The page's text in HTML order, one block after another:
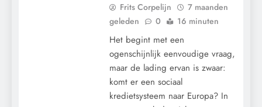
Frits Corpelijn
7 maanden
geleden
0 16 minuten
Het begint met een
ogenschijnlijk eenvoudige vraag,
maar de lading ervan is zwaar:
komt er een sociaal
kredietsysteem naar Europa? In